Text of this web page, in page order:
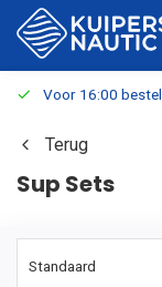
Voor 16:00
Terug
Sup Sets